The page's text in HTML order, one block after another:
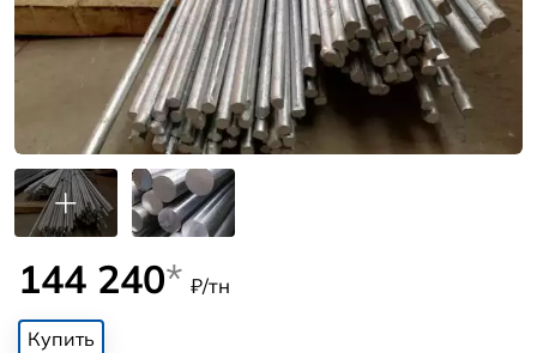
144 240* ₽/тн
Купить